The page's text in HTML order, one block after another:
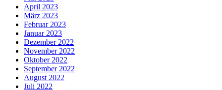
April 2023
März 2023
Februar 2023
Januar 2023
Dezember 2022
November 2022
Oktober 2022
September 2022
August 2022
Juli 2022